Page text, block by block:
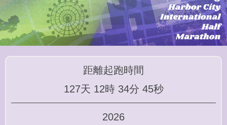
距離起跑時間
127天 12時 34分 44秒
2026